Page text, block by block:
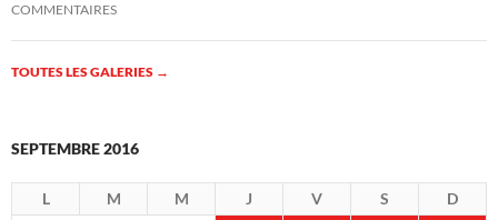
COMMENTAIRES
TOUTES LES GALERIES →
SEPTEMBRE 2016
L M M J V S
D